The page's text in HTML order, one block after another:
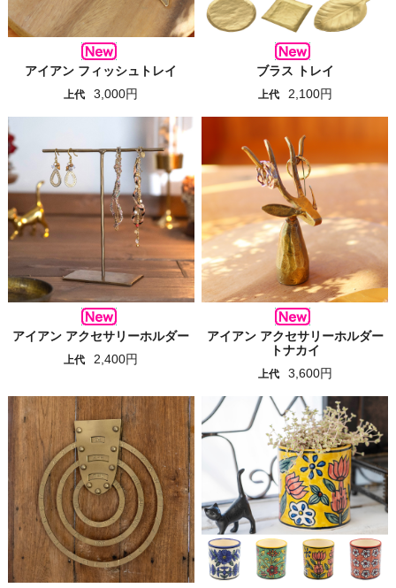
アイアン フィッシュトレイ
上代 3,000円
ブラス トレイ
上代 2,100円
アイアン アクセサリーホルダー
上代 2,400円
アイアン アクセサリーホルダー
トナカイ
上代 3,600円